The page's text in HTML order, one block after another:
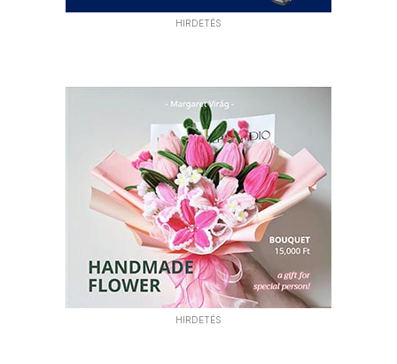
HIRDETÉS
HIRDETÉS